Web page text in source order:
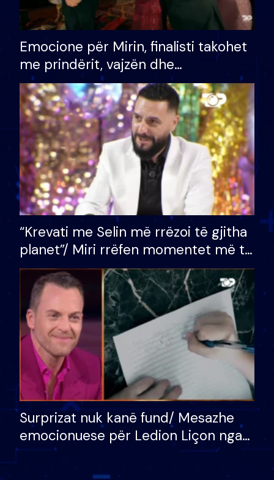
Emocione për Mirin, finalisti takohet
me prindërit, vajzën dhe
bashkëshorten: S’kemi ndonjë letër
divorci apo jo?
“Krevati me Selin më rrëzoi të gjitha
planet”/ Miri rrëfen momentet më të
bukura në shtëpinë e BB VIP: Do më
mungojë zilja e mëngjesit kur…
Surprizat nuk kanë fund/ Mesazhe
emocionuese për Ledion Liçon nga
nëna dhe fëmijët e tij, moderatori
nuk i mban dot lotët: Nuk meritoj…